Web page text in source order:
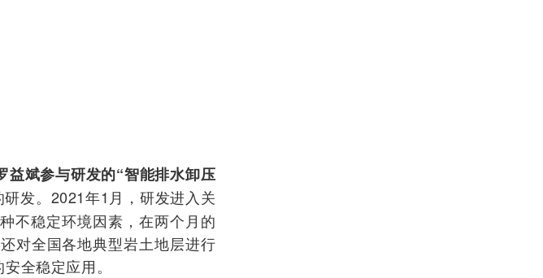
益斌参与研发的“智能排水卸压
发。2021年1月，研发进入关
不稳定环境因素， 在两个月的
对全国各地典型岩土地层进行
全稳定应用。